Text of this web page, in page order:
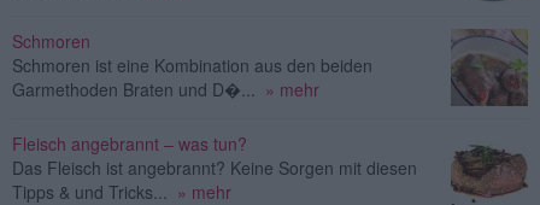
Schmoren
Schmoren ist eine Kombination aus den beiden
Garmethoden Braten und D�...
» mehr
Fleisch angebrannt – was tun?
Das Fleisch ist angebrannt? Keine Sorgen mit diesen
Tipps & und Tricks...
» mehr